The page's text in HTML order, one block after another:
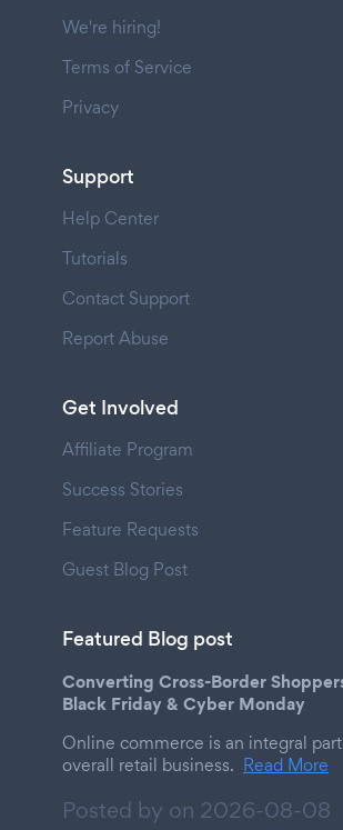
We're hiring!
Terms of Service
Privacy
Support
Help Center
Tutorials
Contact Support
Report Abuse
Get Involved
Affiliate Program
Success Stories
Feature Requests
Guest Blog Post
Featured Blog post
Converting Cross-Border
Black Friday & Cyber Monday
Online commerce is an integral
overall retail business. Read More
Posted by on 2026-08-08